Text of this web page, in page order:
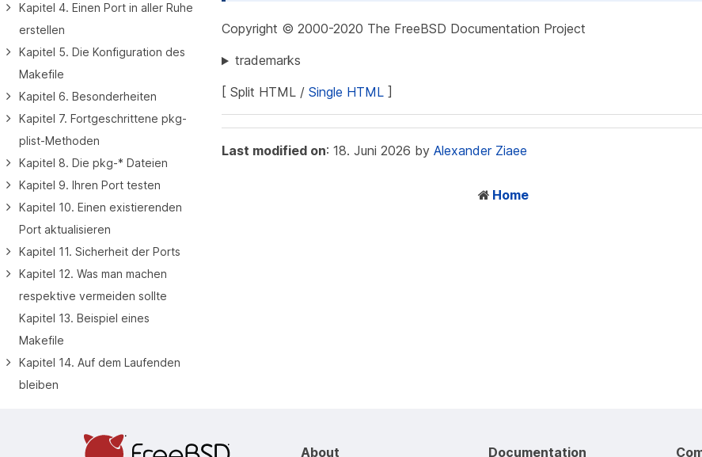
Kapitel 4. Einen Port in aller Ruhe
erstellen
Kapitel 5. Die Konfiguration des
Makefile
Kapitel 6. Besonderheiten
Kapitel 7. Fortgeschrittene pkg-
plist-Methoden
Kapitel 8. Die pkg-* Dateien
Kapitel 9. Ihren Port testen
Kapitel 10. Einen existierenden
Port aktualisieren
Kapitel 11. Sicherheit der Ports
Kapitel 12. Was man machen
respektive vermeiden sollte
Kapitel 13. Beispiel eines
Makefile
Kapitel 14. Auf dem Laufenden
bleiben
Copyright © 2000-2020 The FreeBSD Documentation Project
trademarks
[ Split HTML / Single HTML ]
Last modified on: 18. Juni 2026 by Alexander Ziaee
Home
About Documentation